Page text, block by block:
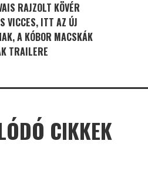
RAJZOLT KÖVÉR
VICCES, ITT AZ ÚJ
A KÓBOR MACSKÁK
TRAILERE
CIKKEK